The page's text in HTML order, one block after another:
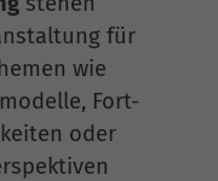
für
wie
Fort-
oder